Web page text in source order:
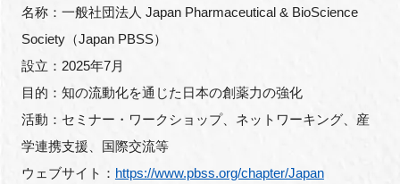
名称：一般社団法人 Japan Pharmaceutical & BioScience
Society（Japan PBSS）
設立：2025年7月
目的：知の流動化を通じた日本の創薬力の強化
活動：セミナー・ワークショップ、ネットワーキング、産
学連携支援、国際交流等
ウェブサイト： https://www.pbss.org/chapter/Japan